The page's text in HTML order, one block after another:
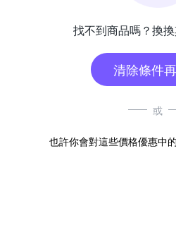
找不到商品嗎？換換
清除條件
或
也許你會對這些價格優惠中